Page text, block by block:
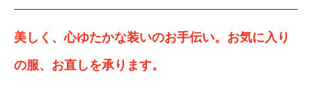
美しく、心ゆたかな装いのお手伝い。お気に入り
の服、お直しを承ります。